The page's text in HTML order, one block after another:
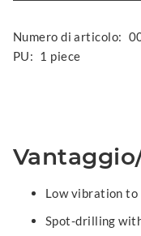
Numero di articolo:
PU: 1 piece
Low vibration to
Spot-drilling